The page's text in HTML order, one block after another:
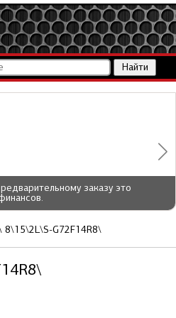
заказу это
8\15\2L\S-G72F14R8\